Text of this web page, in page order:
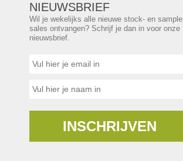
NIEUWSBRIEF
Wil je wekelijks alle nieuwe stock- en sample
sales ontvangen? Schrijf je dan in voor onze
nieuwsbrief.
INSCHRIJVEN